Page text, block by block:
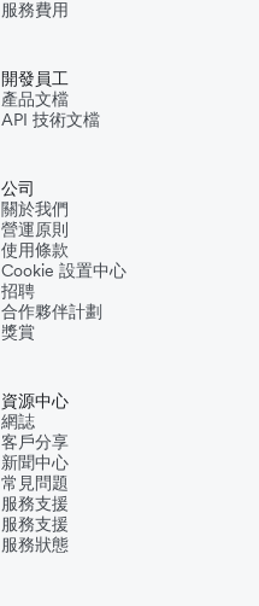
服務費用
開發員工
產品文檔
API 技術文檔
公司
關於我們
營運原則
使用條款
Cookie 設置中心
招聘
合作夥伴計劃
獎賞
資源中心
網誌
客戶分享
新聞中心
常見問題
服務支援
服務支援
服務狀態